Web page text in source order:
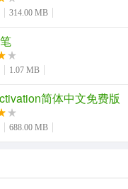
特色
语拼音注音，在左下角。
314.00 MB
1.07 MB
简体中文免费版
688.00 MB